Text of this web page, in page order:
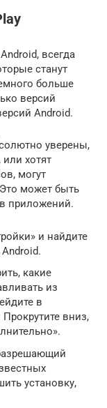
всегда
станут
больше
версий
Android.
уверены,
хотят
могут
может быть
приложений.
и найдите
какие
из
в
вниз,
установку,